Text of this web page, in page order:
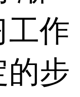
工作
的步